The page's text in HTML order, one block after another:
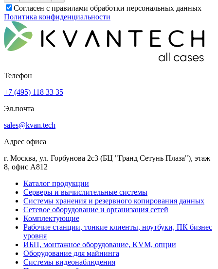
Согласен с правилами обработки персональных данных
Политика конфиденциальности
Телефон
+7 (495) 118 33 35
Эл.почта
sales@kvan.tech
Адрес офиса
г. Москва, ул. Горбунова 2с3 (БЦ "Гранд Сетунь Плаза"), этаж
8, офис А812
Каталог продукции
Серверы и вычислительные системы
Системы хранения и резервного копирования данных
Сетевое оборудование и организация сетей
Комплектующие
Рабочие станции, тонкие клиенты, ноутбуки, ПК бизнес
уровня
ИБП, монтажное оборудование, KVM, опции
Оборудование для майнинга
Системы видеонаблюдения